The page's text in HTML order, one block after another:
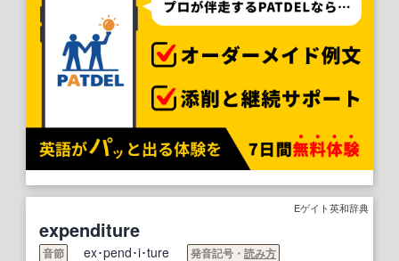
Eゲイト英和辞典
expenditure
音節 ex･pend･i･ture 発音記号・ 読み方